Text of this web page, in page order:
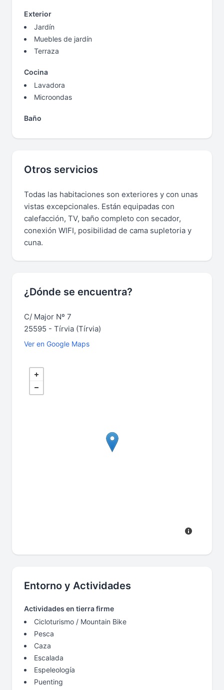
Exterior
Jardín
Muebles de jardín
Terraza
Cocina
Lavadora
Microondas
Baño
Otros servicios
Todas las habitaciones son exteriores y con unas
vistas excepcionales. Están equipadas con
calefacción, TV, baño completo con secador,
conexión WIFI, posibilidad de cama supletoria y
cuna.
¿Dónde se encuentra?
C/ Major Nº 7
25595 - Tírvia (Tírvia)
Ver en Google Maps
Entorno y Actividades
Actividades en tierra firme
Cicloturismo / Mountain Bike
Pesca
Caza
Escalada
Espeleología
Puenting